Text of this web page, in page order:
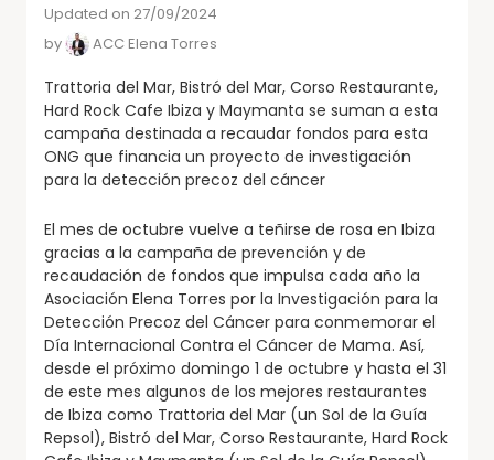
Updated on 27/09/2024
by
ACC Elena Torres
Trattoria del Mar, Bistró del Mar, Corso Restaurante,
Hard Rock Cafe Ibiza y Maymanta se suman a esta
campaña destinada a recaudar fondos para esta
ONG que financia un proyecto de investigación
para la detección precoz del cáncer
El mes de octubre vuelve a teñirse de rosa en Ibiza
gracias a la campaña de prevención y de
recaudación de fondos que impulsa cada año la
Asociación Elena Torres por la Investigación para la
Detección Precoz del Cáncer para conmemorar el
Día Internacional Contra el Cáncer de Mama. Así,
desde el próximo domingo 1 de octubre y hasta el 31
de este mes algunos de los mejores restaurantes
de Ibiza como Trattoria del Mar (un Sol de la Guía
Repsol), Bistró del Mar, Corso Restaurante, Hard Rock